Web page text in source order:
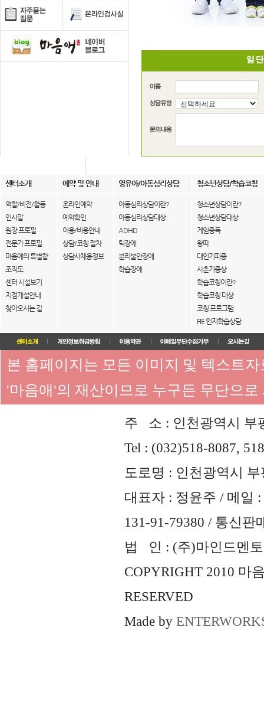
센터소개 예약 및 안내 영유아/아동심리상담 청소년상담/학습코칭
역할/비전/활동
인사말
원장 프로필
전문가 프로필
마음애의 특별함
조직도
센터 시설보기
지점개설안내
찾아오시는 길
온라인예약
예약확인
이용/비용안내
상담/코칭 절차
상담사채용정보
아동심리상담이란?
아동심리상담대상
ADHD
틱장애
분리불안장애
학습장애
청소년상담이란?
청소년상담대상
게임중독
왕따
대인기피증
사춘기증상
학습코칭이란?
학습코칭 대상
코칭 프로그램
FIE 인지학습상담
본 홈페이지는 모든 이미지 및 텍스트
'마음애'의 재산이므로 누구든 무단으
주 소 : 인천광역시 부
Tel : (032)518-8087,
도로명 : 인천광역시
대표자 : 정윤주 / 메일 :
131-91-79380 / 통신판
법 인 : (주)마인드멘토
COPYRIGHT 2010 마
RESERVED
Made by